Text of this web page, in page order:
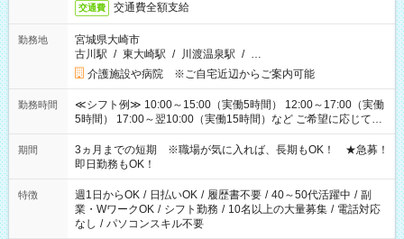
交通費 交通費全額支給
勤務地
宮城県大崎市
古川駅 / 東大崎駅 / 川渡温泉駅 / …
介護施設や病院 ※ご自宅近辺からご案内可能
勤務時間
≪シフト例≫ 10:00～15:00（実働5時間） 12:00～17:00（実働
5時間） 17:00～翌10:00（実働15時間）など ご希望に応じて、
働く時間は調整できます！ お気軽に担当へ相談ください！
期間
3ヵ月までの短期 ※職場が気に入れば、長期もOK！ ★急募！
即日勤務もOK！
特徴 週1日からOK / 日払いOK / 履歴書不要 / 40～50代活躍中 / 副
業・WワークOK / シフト勤務 / 10名以上の大量募集 / 電話対応
なし / パソコンスキル不要